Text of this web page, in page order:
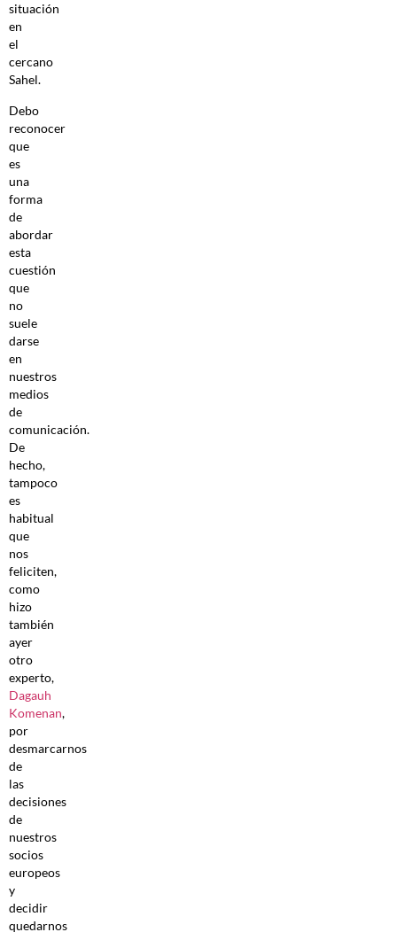
situación
en
el
cercano
Sahel.
Debo
reconocer
que
es
una
forma
de
abordar
esta
cuestión
que
no
suele
darse
en
nuestros
medios
de
comunicación.
De
hecho,
tampoco
es
habitual
que
nos
feliciten,
como
hizo
también
ayer
otro
experto,
Dagauh
Komenan,
por
desmarcarnos
de
las
decisiones
de
nuestros
socios
europeos
y
decidir
quedarnos